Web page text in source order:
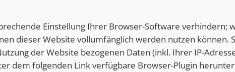
Einstellung Ihrer Browser-Software verhindern;
dieser Website vollumfänglich werden nutzen können.
der Website bezogenen Daten (inkl. Ihrer IP-
dem folgenden Link verfügbare Browser-Plugin